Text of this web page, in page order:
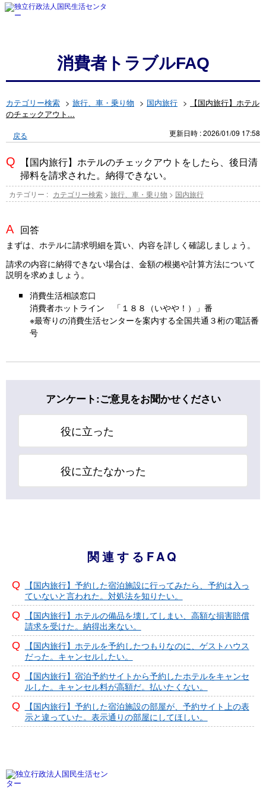
消費者トラブルFAQ
カテゴリー検索 > 旅行、車・乗り物 > 国内旅行 >
【国内旅行】ホテル
のチェックアウト...
戻る 更新日時 : 2026/01/09 17:58
【国内旅行】ホテルのチェックアウトをしたら、後日清
掃料を請求された。納得できない。
カテゴリー : カテゴリー検索 > 旅行、車・乗り物 > 国内旅行
回答
まずは、ホテルに請求明細を貰い、内容を詳しく確認しましょう。
請求の内容に納得できない場合は、金額の根拠や計算方法について
説明を求めましょう。
消費生活相談窓口
消費者ホットライン 「１８８（いやや！）」番
※最寄りの消費生活センターを案内する全国共通３桁の電話番
号
アンケート:ご意見をお聞かせください
役に立った
役に立たなかった
関連するFAQ
【国内旅行】予約した宿泊施設に行ってみたら、予約は入っ
ていないと言われた。対処法を知りたい。
【国内旅行】ホテルの備品を壊してしまい、高額な損害賠償
請求を受けた。納得出来ない。
【国内旅行】ホテルを予約したつもりなのに、ゲストハウス
だった。キャンセルしたい。
【国内旅行】宿泊予約サイトから予約したホテルをキャンセ
ルした。キャンセル料が高額だ。払いたくない。
【国内旅行】予約した宿泊施設の部屋が、予約サイト上の表
示と違っていた。表示通りの部屋にしてほしい。